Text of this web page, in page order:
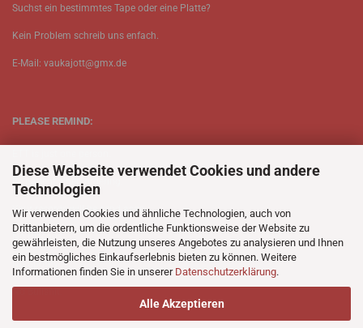
Diese Webseite verwendet Cookies und andere
Technologien
Wir verwenden Cookies und ähnliche Technologien, auch von
Drittanbietern, um die ordentliche Funktionsweise der Website zu
gewährleisten, die Nutzung unseres Angebotes zu analysieren und Ihnen
ein bestmögliches Einkaufserlebnis bieten zu können. Weitere
Informationen finden Sie in unserer Datenschutzerklärung.
Alle Akzeptieren
Suchst ein bestimmtes Tape oder eine Platte?
Kein Problem schreib uns enfach.
E-Mail: vaukajott@gmx.de
PLEASE REMIND:
Be patient when ordering.
Your records will be send asap.
No Discogs.
No Spotify.
No Bullshit.